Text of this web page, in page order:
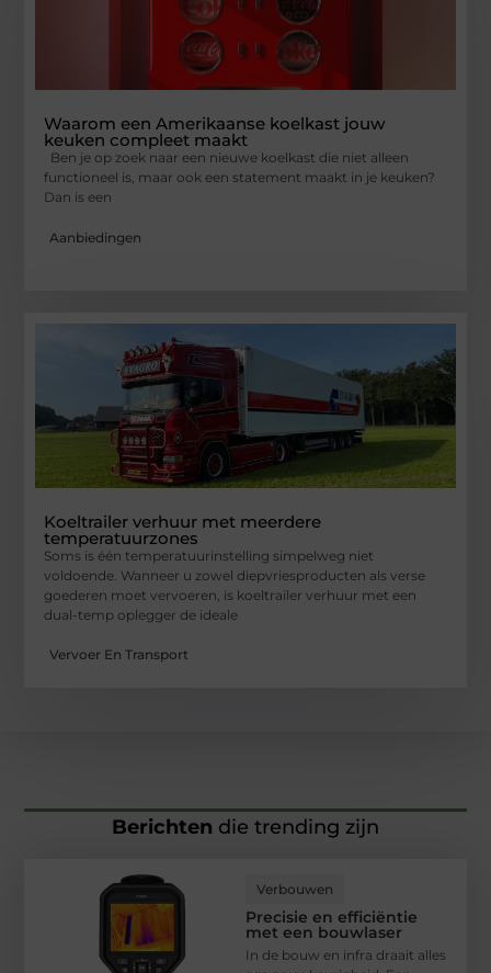
Waarom een Amerikaanse koelkast jouw
keuken compleet maakt
Ben je op zoek naar een nieuwe koelkast die niet alleen
functioneel is, maar ook een statement maakt in je keuken?
Dan is een
Aanbiedingen
Koeltrailer verhuur met meerdere
temperatuurzones
Soms is één temperatuurinstelling simpelweg niet
voldoende. Wanneer u zowel diepvriesproducten als verse
goederen moet vervoeren, is koeltrailer verhuur met een
dual-temp oplegger de ideale
Vervoer En Transport
Berichten die trending zijn
Verbouwen
Precisie en efficiëntie
met een bouwlaser
In de bouw en infra draait alles